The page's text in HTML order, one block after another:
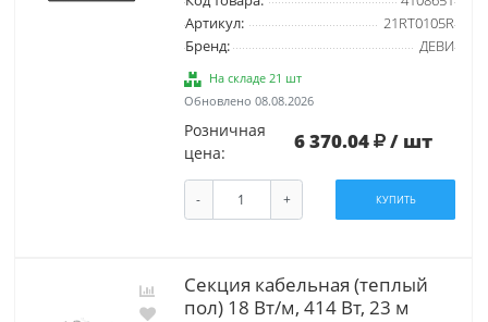
Артикул:
21RT0105R
Бренд:
ДЕВИ
На складе 21 шт
Обновлено 08.08.2026
Розничная
цена:
6 370.04 / шт
- + КУПИТЬ
Секция кабельная (теплый
пол) 18 Вт/м, 414 Вт, 23 м